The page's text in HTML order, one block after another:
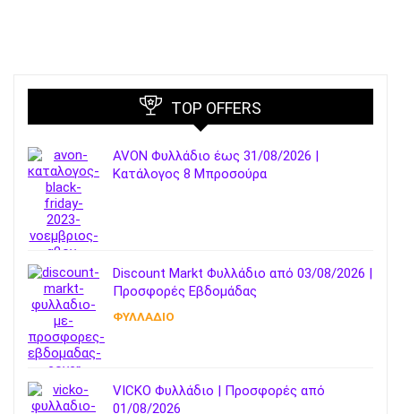
TOP OFFERS
AVON Φυλλάδιο έως 31/08/2026 |
Κατάλογος 8 Μπροσούρα
Discount Markt Φυλλάδιο από 03/08/2026 |
Προσφορές Εβδομάδας
ΦΥΛΛΑΔΙΟ
VICKO Φυλλάδιο | Προσφορές από
01/08/2026